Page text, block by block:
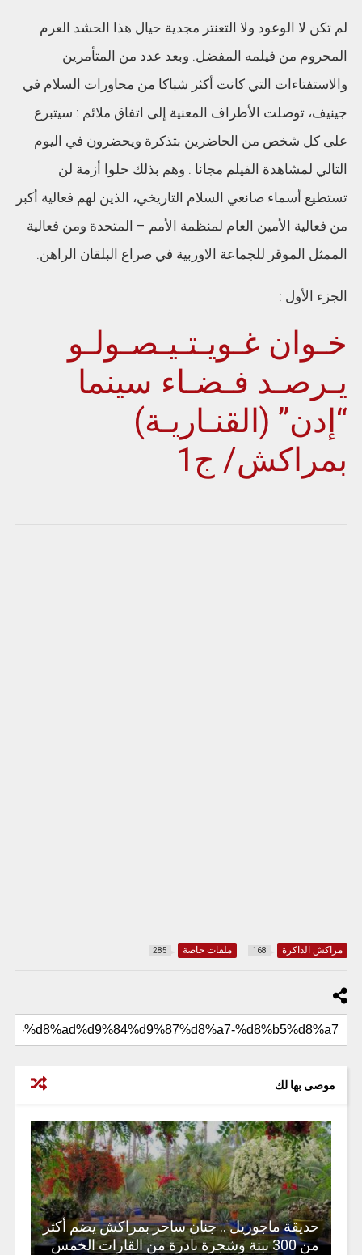
لم تكن لا الوعود ولا التعنتر مجدية حيال هذا الحشد العرم
المحروم من فيلمه المفضل. وبعد عدد من المتأمرين
والاستفتاءات التي كانت أكثر شباكا من محاورات السلام في
جينيف، توصلت الأطراف المعنية إلى اتفاق ملائم : سيتبرع
على كل شخص من الحاضرين بتذكرة ويحضرون في اليوم
التالي لمشاهدة الفيلم مجانا . وهم بذلك حلوا أزمة لن
تستطيع أسماء صانعي السلام التاريخي، الذين لهم فعالية أكبر
من فعالية الأمين العام لمنظمة الأمم – المتحدة ومن فعالية
الممثل الموقر للجماعة الاوربية في صراع البلقان الراهن.
الجزء الأول :
خـوان غـويـتـيـصـولـو
يـرصـد فـضـاء سينما
“إدن” (القنـاريـة)
بمراكش/ ج1
مراكش الذاكرة 168 ملفات خاصة 285
موصى بها لك
حديقة ماجوريل .. جنان ساحر بمراكش يضم أكثر
من 300 نبتة وشجرة نادرة من القارات الخمس